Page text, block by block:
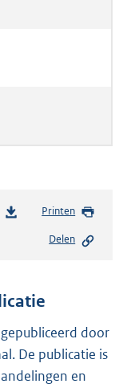
s
Printen
Delen
door
De publicatie is
en